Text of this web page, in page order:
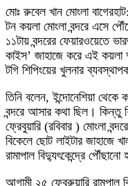
মোঃ রুবেল খান মোংলা
টন কয়লা মোংলা বন্দরে এসে
১১টায় বন্দরের ফেয়ারওয়েতে
কাইস’ জাহাজে করে এই কয়লা
টগি শিপিংয়ের খুলনার
তিনি বলেন, ইন্দোনেশিয়া থেকে
বন্দরে আসার কথা ছিল।
ফ্রেবুয়ারি (রবিবার ) মোংলা
বিকেলে ছোট লাইটার জাহাজে
রামাপাল বিদ্যুৎকেন্দ্রে পৌঁছানো
আগামী ২৫ ফেব্রুয়ারি রামপাল